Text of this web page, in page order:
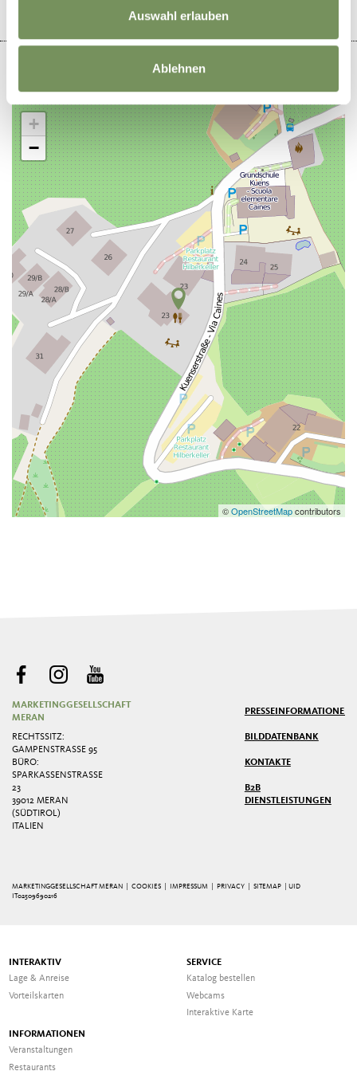
Auswahl erlauben
Ablehnen
+
−
©OpenStreetMapcontributors
MARKETINGGESELLSCHAFT
MERAN
RECHTSSITZ:
GAMPENSTRASSE 95
BÜRO:
SPARKASSENSTRASSE 2
3
39012 MERAN
(SÜDTIROL)
ITALIEN
PRESSEINFORMATIONEN
BILDDATENBANK
KONTAKTE
B2B
DIENSTLEISTUNGEN
MARKETINGGESELLSCHAFT MERAN | COOKIES IMPRESSUM |PRIVACY |SITEMAP
| UID
IT02509690216
INTERAKTIV
Lage & Anreise
Vorteilskarten
SERVICE
Katalog bestellen
Webcams
Interaktive Karte
INFORMATIONEN
Veranstaltungen
Restaurants